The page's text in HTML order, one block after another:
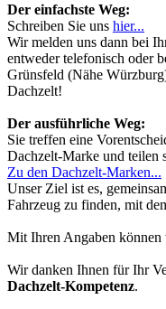
Der einfachste Weg:
Schreiben Sie uns hier...
Wir melden uns dann bei
entweder telefonisch oder
Grünsfeld (Nähe
Dachzelt!
Der ausführliche Weg:
Sie treffen eine
Dachzelt-Marke und teilen
Zu den Dachzelt-Marken...
Unser Ziel ist es,
Fahrzeug zu finden, mit
Mit Ihren Angaben können
Wir danken Ihnen für Ihr
Dachzelt-Kompetenz.